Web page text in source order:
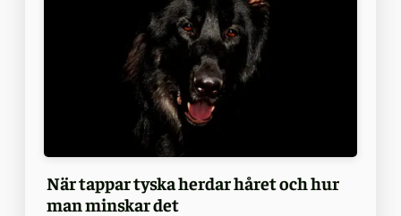
När tappar tyska herdar håret och hur
man minskar det